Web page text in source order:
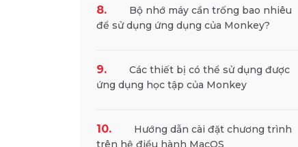
8.
Bộ nhớ máy cần trống bao nhiêu
để sử dụng ứng dụng của Monkey?
9.
Các thiết bị có thể sử dụng được
ứng dụng học tập của Monkey
10.
Hướng dẫn cài đặt chương trình
trên hệ điều hành MacOS